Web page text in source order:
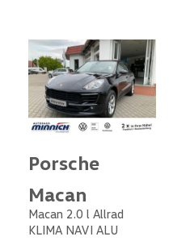
Porsche
Macan
Macan 2.0 l Allrad
KLIMA NAVI ALU